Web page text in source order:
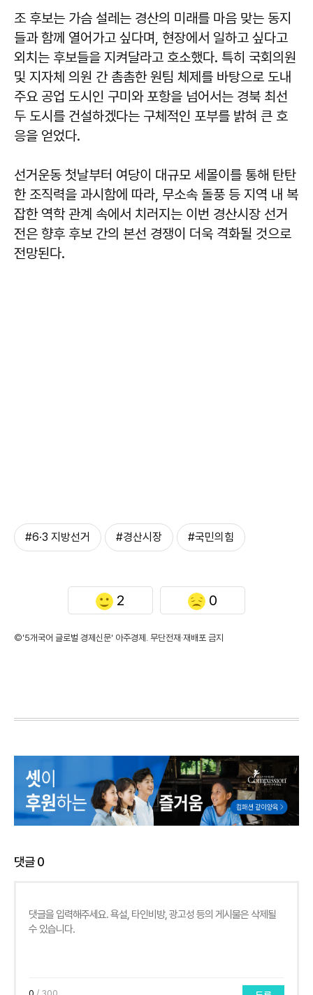
조 후보는 가슴 설레는 경산의 미래를 마음 맞는 동지
들과 함께 열어가고 싶다며, 현장에서 일하고 싶다고
외치는 후보들을 지켜달라고 호소했다. 특히 국회의원
및 지자체 의원 간 촘촘한 원팀 체제를 바탕으로 도내
주요 공업 도시인 구미와 포항을 넘어서는 경북 최선
두 도시를 건설하겠다는 구체적인 포부를 밝혀 큰 호
응을 얻었다.
선거운동 첫날부터 여당이 대규모 세몰이를 통해 탄탄
한 조직력을 과시함에 따라, 무소속 돌풍 등 지역 내 복
잡한 역학 관계 속에서 치러지는 이번 경산시장 선거
전은 향후 후보 간의 본선 경쟁이 더욱 격화될 것으로
전망된다.
#6·3 지방선거 #경산시장 #국민의힘
2 0
©'5개국어 글로벌 경제신문' 아주경제. 무단전재·재배포 금지
댓글0